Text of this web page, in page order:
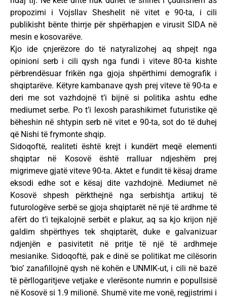
propozimi i Vojsllav Sheshelit në vitet e 90-ta, i cili
publikisht bënte thirrje për shpërhapjen e virusit SIDA në
mesin e kosovarëve.
Kjo ide çnjerëzore do të natyralizohej aq shpejt nga
opinioni serb i cili qysh nga fundi i viteve 80-ta kishte
përbrendësuar frikën nga gjoja shpërthimi demografik i
shqiptarëve. Këtyre kambanave qysh prej viteve të 90-ta e
deri me sot vazhdojnë t’i bijnë si politika ashtu edhe
mediumet serbe. Po t’i lexosh parashikimet futuristike që
bëheshin në shtypin serb në vitet e 90-ta, sot do të duhej
që Nishi të frymonte shqip.
Sidoqoftë, realiteti është krejt i kundërt meqë elementi
shqiptar në Kosovë është rralluar ndjeshëm prej
migrimeve gjatë viteve 90-ta. Aktet e fundit të kësaj drame
eksodi edhe sot e kësaj dite vazhdojnë. Mediumet në
Kosovë shpesh përkthejnë nga serbishtja artikuj të
futurologëve serbë se gjoja shqiptarët në një të ardhme të
afërt do t’i tejkalojnë serbët e plakur, aq sa kjo krijon një
galdim shpërthyes tek shqiptarët, duke e galvanizuar
ndjenjën e pasivitetit në pritje të një të ardhmeje
mesianike. Sidoqoftë, pak e dinë se politikat me cilësorin
‘bio’ zanafillojnë qysh në kohën e UNMIK-ut, i cili në bazë
të përllogaritjeve vetjake e vlerësonte numrin e popullsisë
në Kosovë si 1.9 milionë. Shumë vite me vonë, regjistrimi i